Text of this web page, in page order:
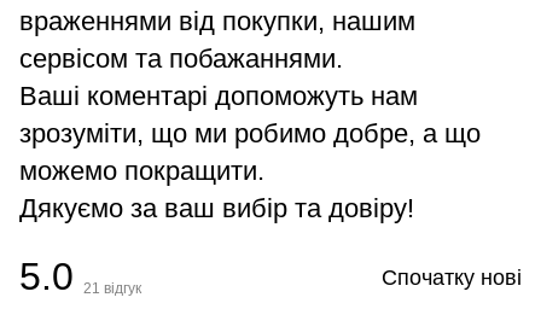
враженнями від покупки, нашим
сервісом та побажаннями.
Ваші коментарі допоможуть нам
зрозуміти, що ми робимо добре, а що
можемо покращити.
Дякуємо за ваш вибір та довіру!
5.0 21 відгук Спочатку нові